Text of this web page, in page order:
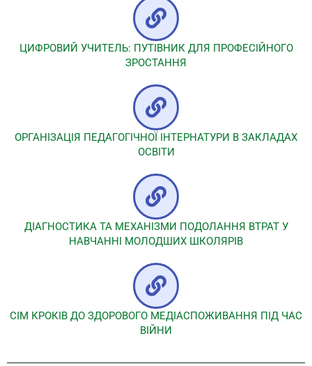
ЦИФРОВИЙ УЧИТЕЛЬ: ПУТІВНИК ДЛЯ ПРОФЕСІЙНОГО
ЗРОСТАННЯ
ОРГАНІЗАЦІЯ ПЕДАГОГІЧНОЇ ІНТЕРНАТУРИ В ЗАКЛАДАХ
ОСВІТИ
ДІАГНОСТИКА ТА МЕХАНІЗМИ ПОДОЛАННЯ ВТРАТ У
НАВЧАННІ МОЛОДШИХ ШКОЛЯРІВ
СІМ КРОКІВ ДО ЗДОРОВОГО МЕДІАСПОЖИВАННЯ ПІД ЧАС
ВІЙНИ